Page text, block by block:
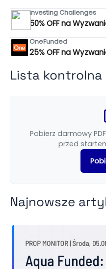
Investing Challenges
50% OFF na
OneFunded
25% OFF na
Lista
Pobierz darmowy
przed
Najnowsze